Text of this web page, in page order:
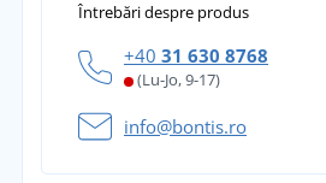
Întrebări despre produs
+40 31 630 8768
(Lu-Jo, 9-17)
info@bontis.ro